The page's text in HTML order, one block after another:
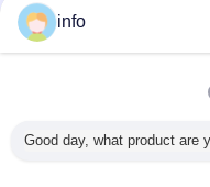
MehrEsd-PWB-Gestelle
info
Good day, what product are